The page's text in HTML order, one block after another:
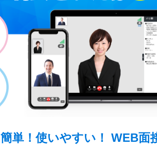
簡単！使いやすい！ WEB面